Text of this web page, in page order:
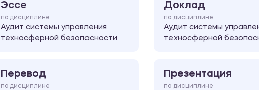
Эссе
по дисциплине
Аудит системы управления
техносферной безопасности
Доклад
по дисциплине
Аудит системы
техносферной
Перевод
по дисциплине
Презентация
по дисциплине